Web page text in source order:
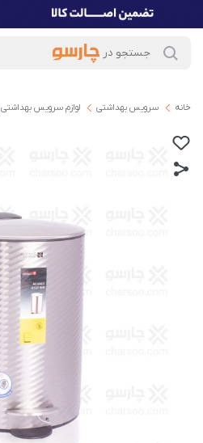
خانه سرویس بهداشتی لوازم سرویس بهداشتی